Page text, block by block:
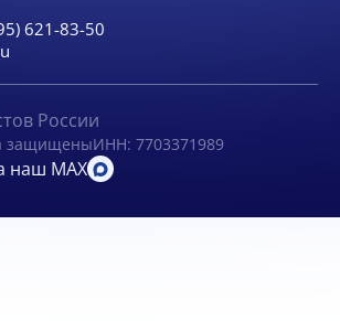
621-83-50
России
защищеныИНН: 7703371989
наш MAX